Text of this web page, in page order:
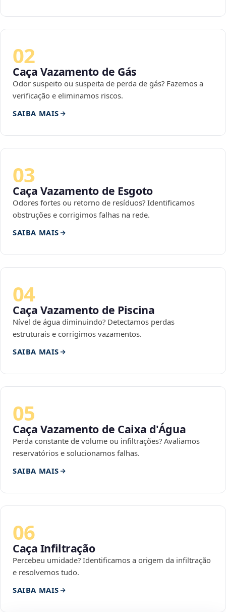
02
Caça Vazamento de Gás
Odor suspeito ou suspeita de perda de gás? Fazemos a
verificação e eliminamos riscos.
SAIBA MAIS
03
Caça Vazamento de Esgoto
Odores fortes ou retorno de resíduos? Identificamos
obstruções e corrigimos falhas na rede.
SAIBA MAIS
04
Caça Vazamento de Piscina
Nível de água diminuindo? Detectamos perdas
estruturais e corrigimos vazamentos.
SAIBA MAIS
05
Caça Vazamento de Caixa d'Água
Perda constante de volume ou infiltrações? Avaliamos
reservatórios e solucionamos falhas.
SAIBA MAIS
06
Caça Infiltração
Percebeu umidade? Identificamos a origem da infiltração
e resolvemos tudo.
SAIBA MAIS